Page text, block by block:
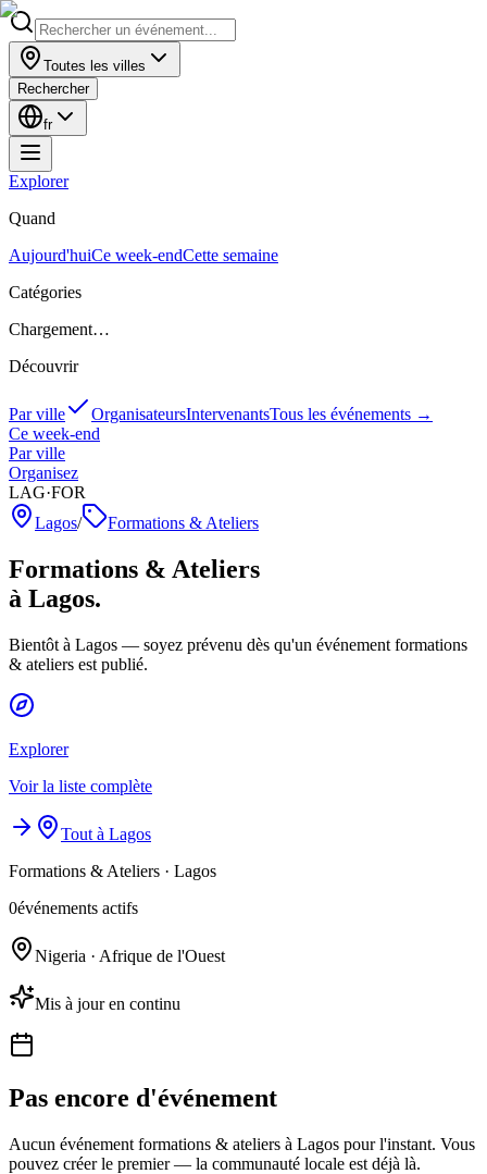
Toutes les villes
Rechercher
fr
Explorer
Quand
Aujourd'huiCe week-endCette semaine
Catégories
Chargement…
Découvrir
Par ville OrganisateursIntervenantsTous les événements →
Ce week-end
Par ville
Organisez
LAG·FOR
Lagos/ Formations & Ateliers
Formations & Ateliers
à Lagos.
Bientôt à Lagos — soyez prévenu dès qu'un événement formations
& ateliers est publié.
Explorer
Voir la liste complète
Tout à Lagos
Formations & Ateliers · Lagos
0événements actifs
Nigeria · Afrique de l'Ouest
Mis à jour en continu
Pas encore d'événement
Aucun événement formations & ateliers à Lagos pour l'instant. Vous
pouvez créer le premier — la communauté locale est déjà là.